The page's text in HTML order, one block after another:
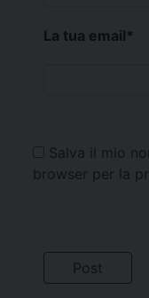
La tua email*
Salva il mio
browser per la